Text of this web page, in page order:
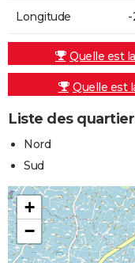
Longitude -
Quelle est
Quelle est
Liste des
Nord
Sud
+
−